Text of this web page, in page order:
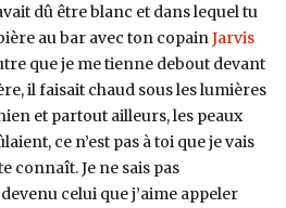
dû être blanc et dans lequel tu
au bar avec ton copainJarvis
que je me tienne debout devant
il faisait chaud sous les lumières
et partout ailleurs, les peaux
ce n’est pas à toi que je vais
connaît. Je ne sais pas
celui que j’aime appeler